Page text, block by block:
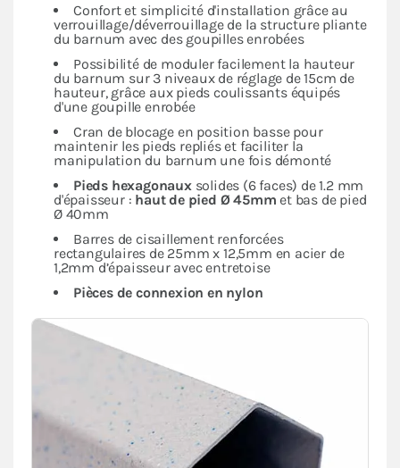
Confort et simplicité d'installation grâce au
verrouillage/déverrouillage de la structure pliante
du barnum avec des goupilles enrobées
Possibilité de moduler facilement la hauteur
du barnum sur 3 niveaux de réglage de 15cm de
hauteur, grâce aux pieds coulissants équipés
d'une goupille enrobée
Cran de blocage en position basse pour
maintenir les pieds repliés et faciliter la
manipulation du barnum une fois démonté
Pieds hexagonauxsolides (6 faces) de 1.2 mm
d'épaisseur : haut de pied Ø 45mm et bas de pied
Ø 40mm
Barres de cisaillement renforcées
rectangulaires de 25mm x 12,5mm en acier de
1,2mm d’épaisseur avec entretoise
Pièces de connexion en nylon